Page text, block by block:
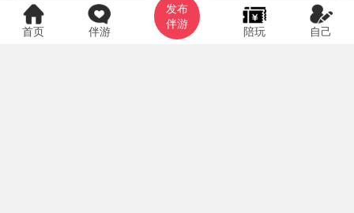
首页 伴游
发布
伴游
陪玩 自己